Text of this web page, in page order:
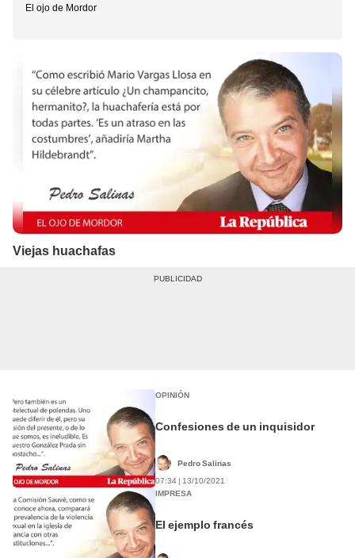
El ojo de Mordor
Viejas huachafas
OPINIÓN
Confesiones de un inquisidor
Pedro Salinas
07:34 | 13/10/2021
IMPRESA
El ejemplo francés